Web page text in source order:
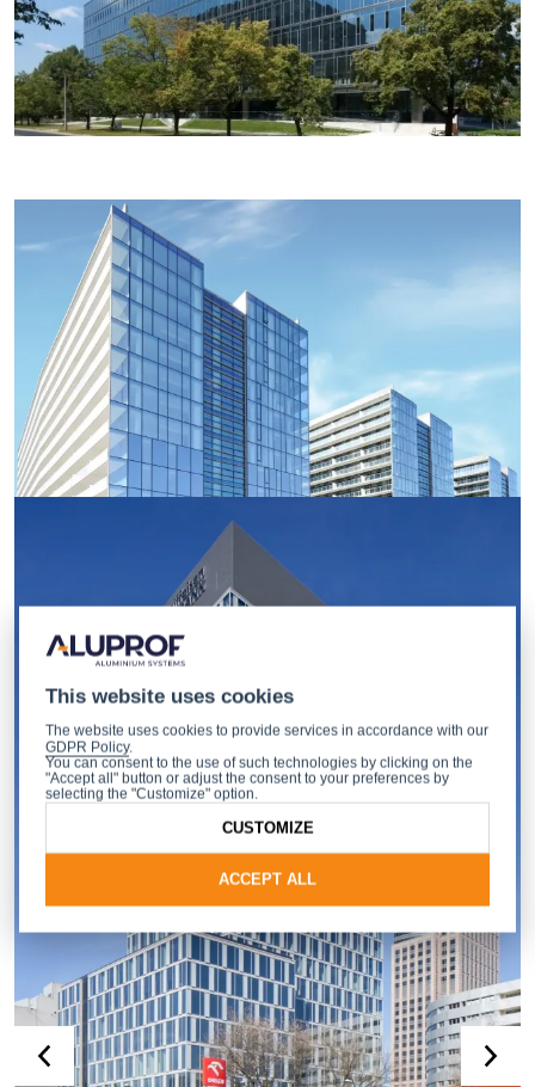
This website uses cookies
The website uses cookies to provide services in accordance with our
GDPR Policy.
You can consent to the use of such technologies by clicking on the
"Accept all" button or adjust the consent to your preferences by
selecting the "Customize" option.
ACCEPT ALL
CUSTOMIZE